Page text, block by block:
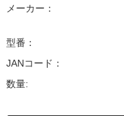
メーカー：
型番：
JANコード：
数量: